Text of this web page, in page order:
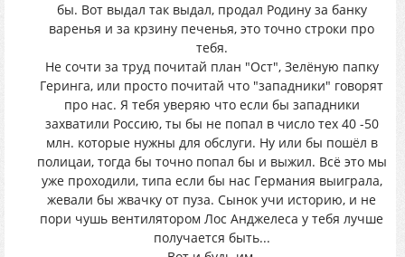
бы. Вот выдал так выдал, продал Родину за банку
варенья и за крзину печенья, это точно строки про
тебя.
Не сочти за труд почитай план "Ост", Зелёную папку
Геринга, или просто почитай что "западники" говорят
про нас. Я тебя уверяю что если бы западники
захватили Россию, ты бы не попал в число тех 40 -50
млн. которые нужны для обслуги. Ну или бы пошёл в
полицаи, тогда бы точно попал бы и выжил. Всё это мы
уже проходили, типа если бы нас Германия выиграла,
жевали бы жвачку от пуза. Сынок учи историю, и не
пори чушь вентилятором Лос Анджелеса у тебя лучше
получается быть...